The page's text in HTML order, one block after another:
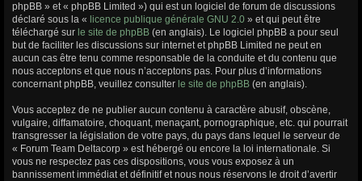
phpBB » et « phpBB Limited ») qui est un logiciel de forum de discussions
déclaré sous la « licence publique générale GNU 2.0 » et qui peut être
téléchargé sur le site de phpBB (en anglais). Le logiciel phpBB a pour seul
but de faciliter les discussions sur internet et phpBB Limited ne peut en
aucun cas être tenu comme responsable de la conduite et du contenu que
nous acceptons et que nous n’acceptons pas. Pour plus d’informations
concernant phpBB, veuillez consulter le site de phpBB (en anglais).
Vous acceptez de ne publier aucun contenu à caractère abusif, obscène,
vulgaire, diffamatoire, choquant, menaçant, pornographique, etc. qui pourrait
transgresser la législation de votre pays, du pays dans lequel le serveur de
« Forum Team Deltacorp » est hébergé ou encore la loi internationale. Si
vous ne respectez pas ces dispositions, vous vous exposez à un
bannissement immédiat et définitif et nous nous réservons le droit d’avertir